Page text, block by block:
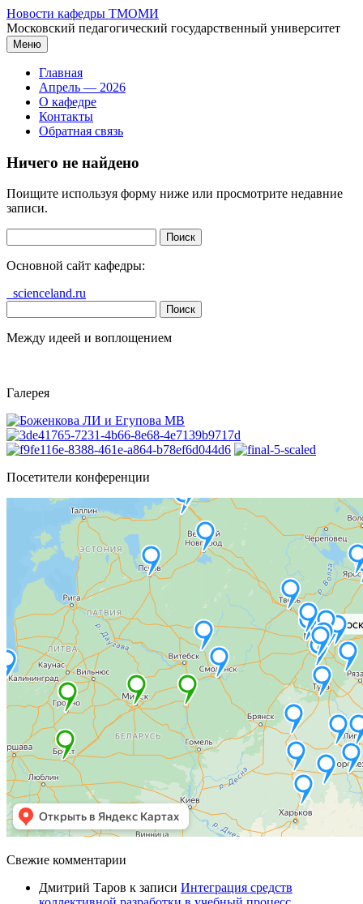
Перейти
к
содержимому
Новости кафедры ТМОМИ
Московский педагогический государственный университет
Меню
Главная
Апрель — 2026
О кафедре
Контакты
Обратная связь
Ничего не найдено
Поищите используя форму ниже или просмотрите недавние
записи.
Основной сайт кафедры:
scienceland.ru
Между идеей и воплощением
Галерея
Посетители конференции
Свежие комментарии
Дмитрий Таров к записи Интеграция средств